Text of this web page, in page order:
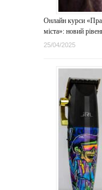
Онлайн курси
міста»: новий
25/04/2025